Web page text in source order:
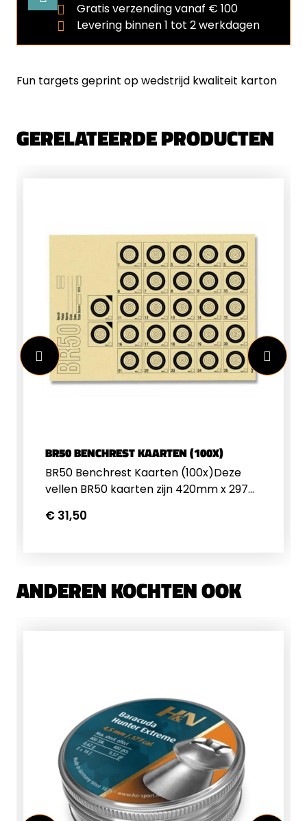
Fun targets geprint op wedstrijd kwaliteit karton
Gratis verzending vanaf € 100
Levering binnen 1 tot 2 werkdagen
GERELATEERDE PRODUCTEN
BR50 BENCHREST KAARTEN (100X)
BR50 Benchrest Kaarten (100x)Deze
vellen BR50 kaarten zijn 420mm x 297m
genummerde wedstrijd
€ 31,50
ANDEREN KOCHTEN OOK